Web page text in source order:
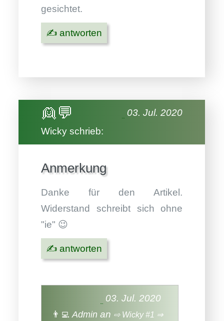
gesichtet.
✍️ antworten
03. Jul. 2020
👱💬
Wicky schrieb:
Anmerkung
Danke für den Artikel.
Widerstand schreibt sich ohne
"ie" 😉
✍️ antworten
03. Jul. 2020
👨‍💻Admin an ⇨ Wicky#1 ⇒